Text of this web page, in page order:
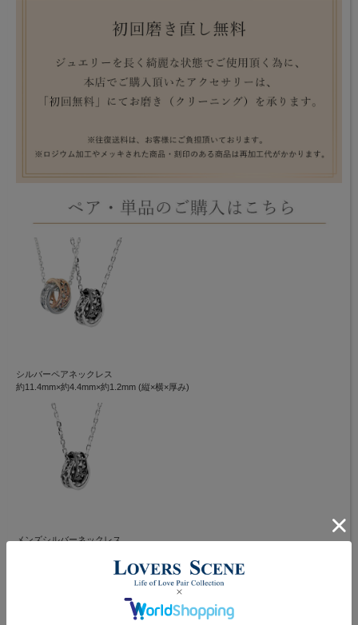
シルバーペアネックレス
約11.4mm×約4.4mm×約1.2mm (縦×横×厚み)
メンズシルバーネックレス